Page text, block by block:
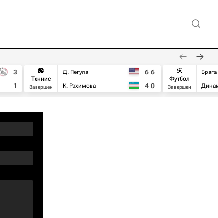
3
1
Теннис
Завершен
Д. Пегула
К. Рахимова
6 6
4 0
Футбол
Завершен
Брага